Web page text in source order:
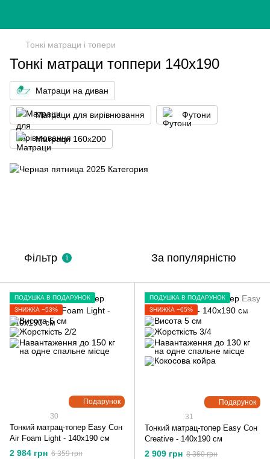
Тонкі матраци і топери
Тонкі матраци топпери 140х190
Матраци на диван
Матраци для вирівнювання Футони
Матраци 160x200
Фільтр 1 За популярністю
Подарунок
ПОДУШКА В ПОДАРУНОК
ЗНИЖКА −53%
30
Тонкий матрац-топер Easy Сон
Air Foam Light - 140х190 см
2 984 грн 6 359 грн
Подарунок
ПОДУШКА В ПОДАРУНОК
ЗНИЖКА −65%
31
Тонкий матрац-топер Easy Сон
Creative - 140х190 см
2 909 грн 8 360 грн